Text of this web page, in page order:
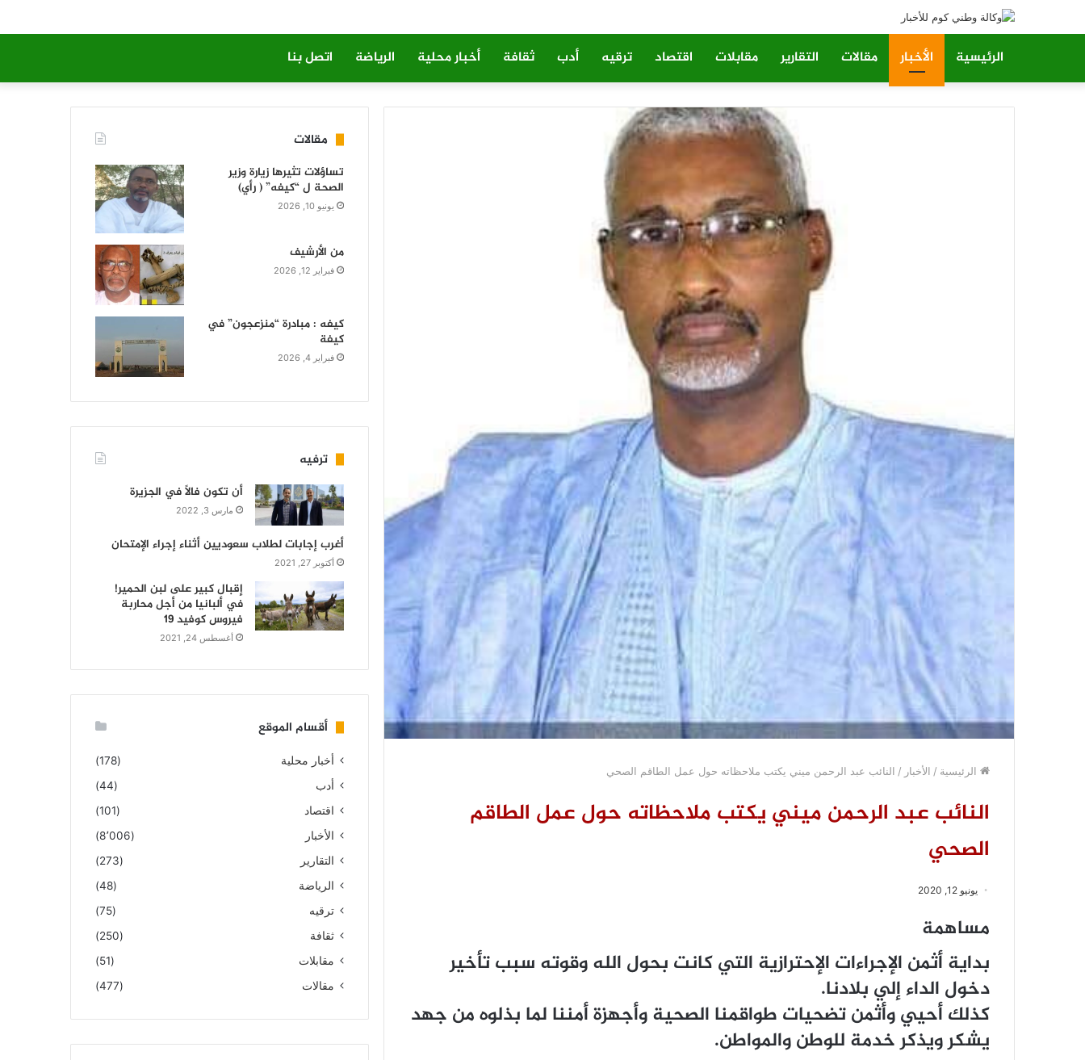
الرئيسية الأخبار مقالات التقارير مقابلات اقتصاد ترقيه أدب ثقافة أخبار محلية الرياضة اتصل بنا
الرئيسية / الأخبار / النائب عبد الرحمن ميني يكتب ملاحظاته حول عمل الطاقم الصحي
النائب عبد الرحمن ميني يكتب ملاحظاته حول عمل الطاقم
الصحي
يونيو 12, 2020
مساهمة
بداية أثمن الإجراءات الإحترازية التي كانت بحول الله وقوته سبب تأخير
دخول الداء إلي بلادنا.
‎كذلك أحيي وأثمن تضحيات طواقمنا الصحية وأجهزة أمننا لما بذلوه من جهد
يشكر ويذكر خدمة للوطن والمواطن.
مقالات
تساؤلات تثيرها زيارة وزير
الصحة ل “كيفه” ( رأي)
يونيو 10, 2026
من الأرشيف
فبراير 12, 2026
كيفه : مبادرة “منزعجون” في
كيفة
فبراير 4, 2026
ترفيه
أن تكون فالاً في الجزيرة
مارس 3, 2022
أغرب إجابات لطلاب سعوديين أثناء إجراء الإمتحان
أكتوبر 27, 2021
إقبال كبير على لبن الحمير!
في ألبانيا من أجل محاربة
فيروس كوفيد 19
أغسطس 24, 2021
أقسام الموقع
أخبار محلية
(178)
أدب
(44)
اقتصاد
(101)
الأخبار
(8٬006)
التقارير
(273)
الرياضة
(48)
ترقيه
(75)
ثقافة
(250)
مقابلات
(51)
مقالات
(477)